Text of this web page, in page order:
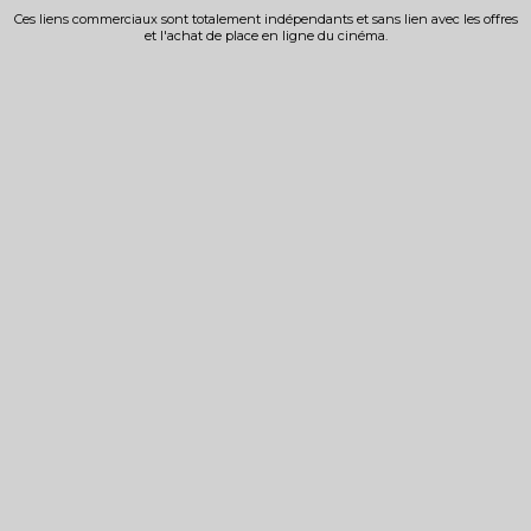
Ces liens commerciaux sont totalement indépendants et sans lien avec les offres
et l'achat de place en ligne du cinéma.